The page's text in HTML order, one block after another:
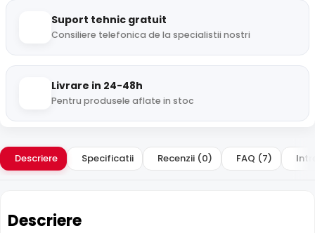
Suport tehnic gratuit
Consiliere telefonica de la specialistii nostri
Livrare in 24-48h
Pentru produsele aflate in stoc
Descriere Specificatii Recenzii (0) FAQ (7)
Descriere